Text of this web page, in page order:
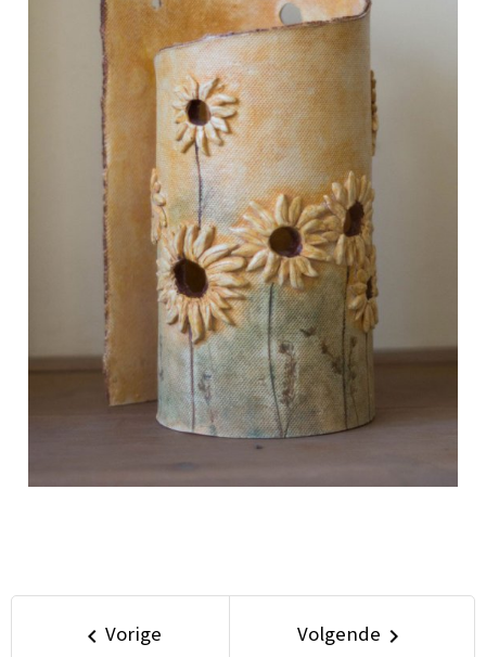
keyboard_arrow_leftVorige Volgende keyboard_arrow_right